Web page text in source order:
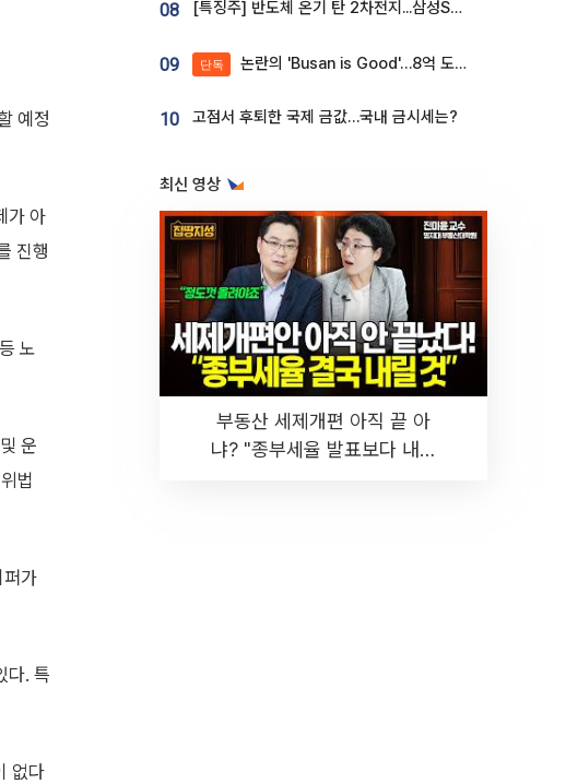
예정
가 아
진행
노
운
법
퍼가
다. 특
없다
08 [특징주] 반도체 온기 탄 2차전지...삼성SDI, 장 초반 7% 넘게 껑충
09 단독 논란의 'Busan is Good'…8억 도시브랜드, 용산 대통령실 CI 업체가 수행
10 고점서 후퇴한 국제 금값…국내 금시세는?
최신 영상
부동산 세제개편 아직 끝 아
냐? "종부세율 발표보다 내릴